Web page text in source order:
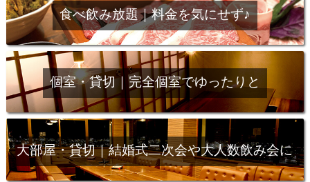
海ぶどう ハッピーアワー 天ぷら
沖縄そば 5000円以上コース 石垣牛
キリン
食べ飲み放題｜料金を気にせず♪
個室・貸切｜完全個室でゆったりと
大部屋・貸切｜結婚式二次会や大人数飲み会に